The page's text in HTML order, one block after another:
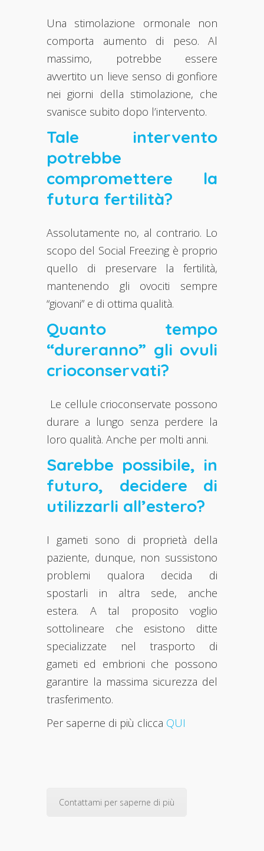
Una stimolazione ormonale non
comporta aumento di peso. Al
massimo, potrebbe essere
avvertito un lieve senso di gonfiore
nei giorni della stimolazione, che
svanisce subito dopo l’intervento.
Tale intervento
potrebbe
compromettere la
futura fertilità?
Assolutamente no, al contrario. Lo
scopo del Social Freezing è proprio
quello di preservare la fertilità,
mantenendo gli ovociti sempre
“giovani” e di ottima qualità.
Quanto tempo
“dureranno” gli ovuli
crioconservati?
Le cellule crioconservate possono
durare a lungo senza perdere la
loro qualità. Anche per molti anni.
Sarebbe possibile, in
futuro, decidere di
utilizzarli all’estero?
I gameti sono di proprietà della
paziente, dunque, non sussistono
problemi qualora decida di
spostarli in altra sede, anche
estera. A tal proposito voglio
sottolineare che esistono ditte
specializzate nel trasporto di
gameti ed embrioni che possono
garantire la massima sicurezza del
trasferimento.
Per saperne di più clicca QUI
Contattami per saperne di più